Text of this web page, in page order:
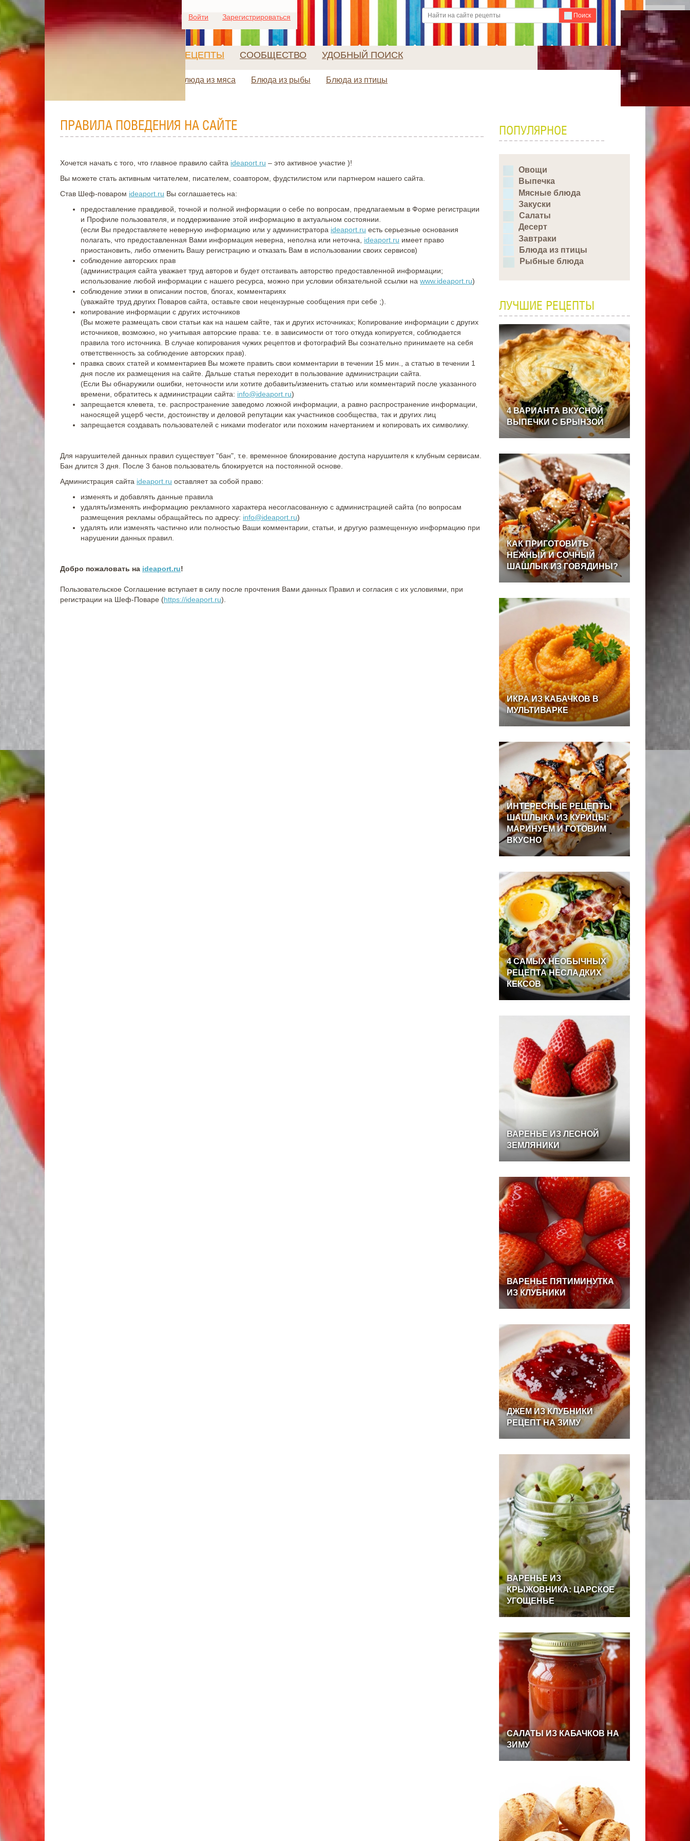
Войти Зарегистрироваться Поиск
РЕЦЕПТЫ СООБЩЕСТВО УДОБНЫЙ ПОИСК
Блюда из мяса Блюда из рыбы Блюда из птицы
ПРАВИЛА ПОВЕДЕНИЯ НА САЙТЕ
Хочется начать с того, что главное правило сайта ideaport.ru – это активное участие )!
Вы можете стать активным читателем, писателем, соавтором, фудстилистом или партнером нашего сайта.
Став Шеф-поваром ideaport.ru Вы соглашаетесь на:
предоставление правдивой, точной и полной информации о себе по вопросам, предлагаемым в Форме регистрации
и Профиле пользователя, и поддерживание этой информацию в актуальном состоянии.
(если Вы предоставляете неверную информацию или у администратора ideaport.ru есть серьезные основания
полагать, что предоставленная Вами информация неверна, неполна или неточна, ideaport.ru имеет право
приостановить, либо отменить Вашу регистрацию и отказать Вам в использовании своих сервисов)
соблюдение авторских прав
(администрация сайта уважает труд авторов и будет отстаивать авторство предоставленной информации;
использование любой информации с нашего ресурса, можно при условии обязательной ссылки на www.ideaport.ru)
соблюдение этики в описании постов, блогах, комментариях
(уважайте труд других Поваров сайта, оставьте свои нецензурные сообщения при себе ;).
копирование информации с других источников
(Вы можете размещать свои статьи как на нашем сайте, так и других источниках; Копирование информации с других
источников, возможно, но учитывая авторские права: т.е. в зависимости от того откуда копируется, соблюдается
правила того источника. В случае копирования чужих рецептов и фотографий Вы сознательно принимаете на себя
ответственность за соблюдение авторских прав).
правка своих статей и комментариев Вы можете править свои комментарии в течении 15 мин., а статью в течении 1
дня после их размещения на сайте. Дальше статья переходит в пользование администрации сайта.
(Если Вы обнаружили ошибки, неточности или хотите добавить/изменить статью или комментарий после указанного
времени, обратитесь к администрации сайта: info@ideaport.ru)
запрещается клевета, т.е. распространение заведомо ложной информации, а равно распространение информации,
наносящей ущерб чести, достоинству и деловой репутации как участников сообщества, так и других лиц
запрещается создавать пользователей с никами moderator или похожим начертанием и копировать их символику.
Для нарушителей данных правил существует "бан", т.е. временное блокирование доступа нарушителя к клубным сервисам.
Бан длится 3 дня. После 3 банов пользователь блокируется на постоянной основе.
Администрация сайта ideaport.ru оставляет за собой право:
изменять и добавлять данные правила
удалять/изменять информацию рекламного характера несогласованную с администрацией сайта (по вопросам
размещения рекламы обращайтесь по адресу: info@ideaport.ru)
удалять или изменять частично или полностью Ваши комментарии, статьи, и другую размещенную информацию при
нарушении данных правил.
Добро пожаловать на ideaport.ru!
Пользовательское Соглашение вступает в силу после прочтения Вами данных Правил и согласия с их условиями, при
регистрации на Шеф-Поваре (https://ideaport.ru).
ПОПУЛЯРНОЕ
Овощи
Выпечка
Мясные блюда
Закуски
Салаты
Десерт
Завтраки
Блюда из птицы
Рыбные блюда
ЛУЧШИЕ РЕЦЕПТЫ
4ВАРИАНТА ВКУСНОЙ
ВЫПЕЧКИ С БРЫНЗОЙ
КАКПРИГОТОВИТЬ
НЕЖНЫЙИСОЧНЫЙ
ШАШЛЫКИЗГОВЯДИНЫ?
ИКРАИЗКАБАЧКОВВ
МУЛЬТИВАРКЕ
ИНТЕРЕСНЫЕРЕЦЕПТЫ
ШАШЛЫКАИЗКУРИЦЫ:
МАРИНУЕМИГОТОВИМ
ВКУСНО
4САМЫХНЕОБЫЧНЫХ
РЕЦЕПТАНЕСЛАДКИХ
КЕКСОВ
ВАРЕНЬЕ ИЗЛЕСНОЙ
ЗЕМЛЯНИКИ
ВАРЕНЬЕПЯТИМИНУТКА
ИЗКЛУБНИКИ
ДЖЕМИЗКЛУБНИКИ
РЕЦЕПТНАЗИМУ
ВАРЕНЬЕИЗ
КРЫЖОВНИКА:ЦАРСКОЕ
УГОЩЕНЬЕ
САЛАТЫИЗКАБАЧКОВ НА
ЗИМУ
Для любых предложений по
сайту: ideaport@cp9.ru